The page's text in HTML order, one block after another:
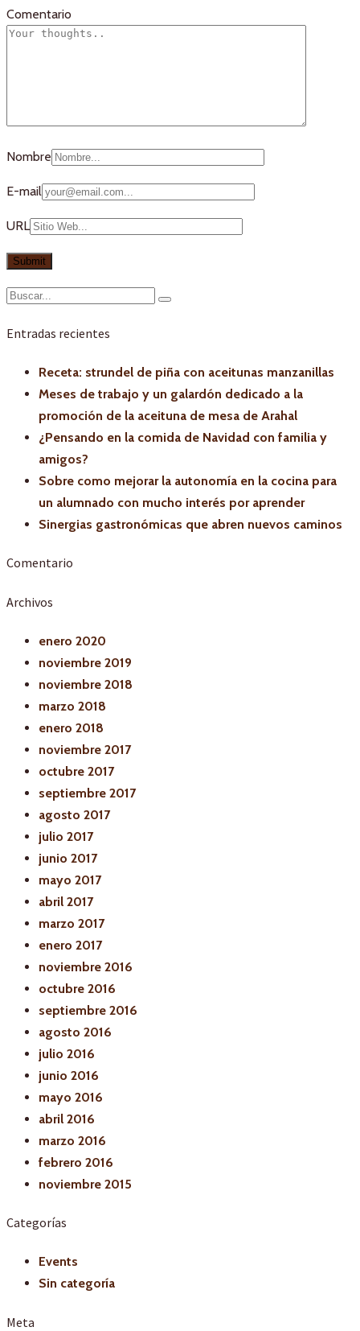
Comentario
Nombre
E-mail
URL
Entradas recientes
Receta: strundel de piña con aceitunas manzanillas
Meses de trabajo y un galardón dedicado a la
promoción de la aceituna de mesa de Arahal
¿Pensando en la comida de Navidad con familia y
amigos?
Sobre como mejorar la autonomía en la cocina para
un alumnado con mucho interés por aprender
Sinergias gastronómicas que abren nuevos caminos
Comentario
Archivos
enero 2020
noviembre 2019
noviembre 2018
marzo 2018
enero 2018
noviembre 2017
octubre 2017
septiembre 2017
agosto 2017
julio 2017
junio 2017
mayo 2017
abril 2017
marzo 2017
enero 2017
noviembre 2016
octubre 2016
septiembre 2016
agosto 2016
julio 2016
junio 2016
mayo 2016
abril 2016
marzo 2016
febrero 2016
noviembre 2015
Categorías
Events
Sin categoría
Meta